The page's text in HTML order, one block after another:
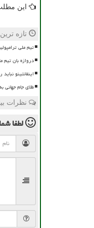
این
تازه
تیم ملی
دروازه بان تیم
اینفانتینو
طلای جام جهانی
نظرات
لطفا